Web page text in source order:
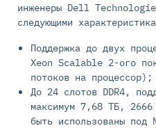
инженеры Dell
следующими
Поддержка до двух
Xeon Scalable 2-ого
потоков на процессор);
До 24 слотов DDR4,
максимум 7,68 ТБ,
быть использованы под